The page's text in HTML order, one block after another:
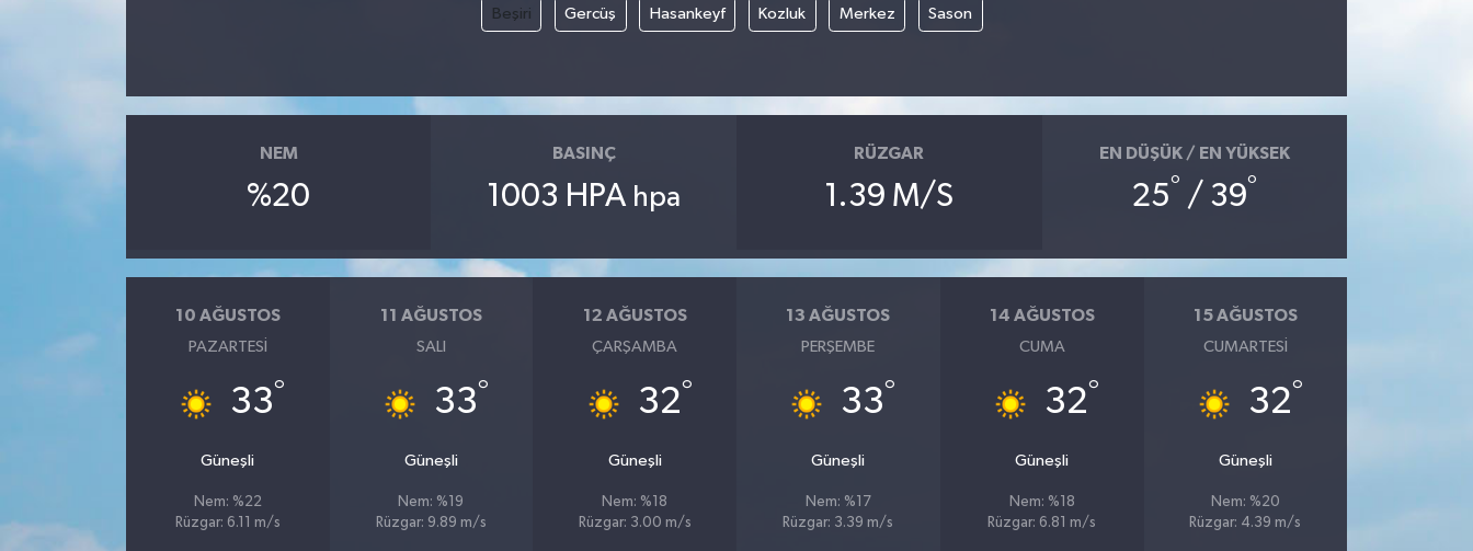
Beşiri Gercüş Hasankeyf Kozluk Merkez Sason
NEM
%20
BASINÇ
1003 HPA hpa
RÜZGAR
1.39 M/S
EN DÜŞÜK / EN YÜKSEK
25° / 39°
10 AĞUSTOS
PAZARTESI
33°
Güneşli
Nem: %22
Rüzgar: 6.11 m/s
11 AĞUSTOS
SALI
33°
Güneşli
Nem: %19
Rüzgar: 9.89 m/s
12 AĞUSTOS
ÇARŞAMBA
32°
Güneşli
Nem: %18
Rüzgar: 3.00 m/s
13 AĞUSTOS
PERŞEMBE
33°
Güneşli
Nem: %17
Rüzgar: 3.39 m/s
14 AĞUSTOS
CUMA
32°
Güneşli
Nem: %18
Rüzgar: 6.81 m/s
15 AĞUSTOS
CUMARTESI
32°
Güneşli
Nem: %20
Rüzgar: 4.39 m/s